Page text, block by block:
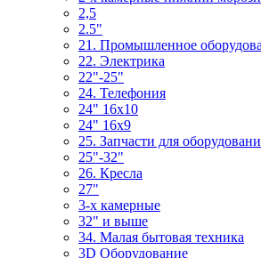
2,5
2.5"
21. Промышленное
22. Электрика
22"-25"
24. Телефония
24" 16x10
24" 16x9
25. Запчасти для
25"-32"
26. Кресла
27"
3-x камерные
32" и выше
34. Малая бытовая техника
3D Оборудование